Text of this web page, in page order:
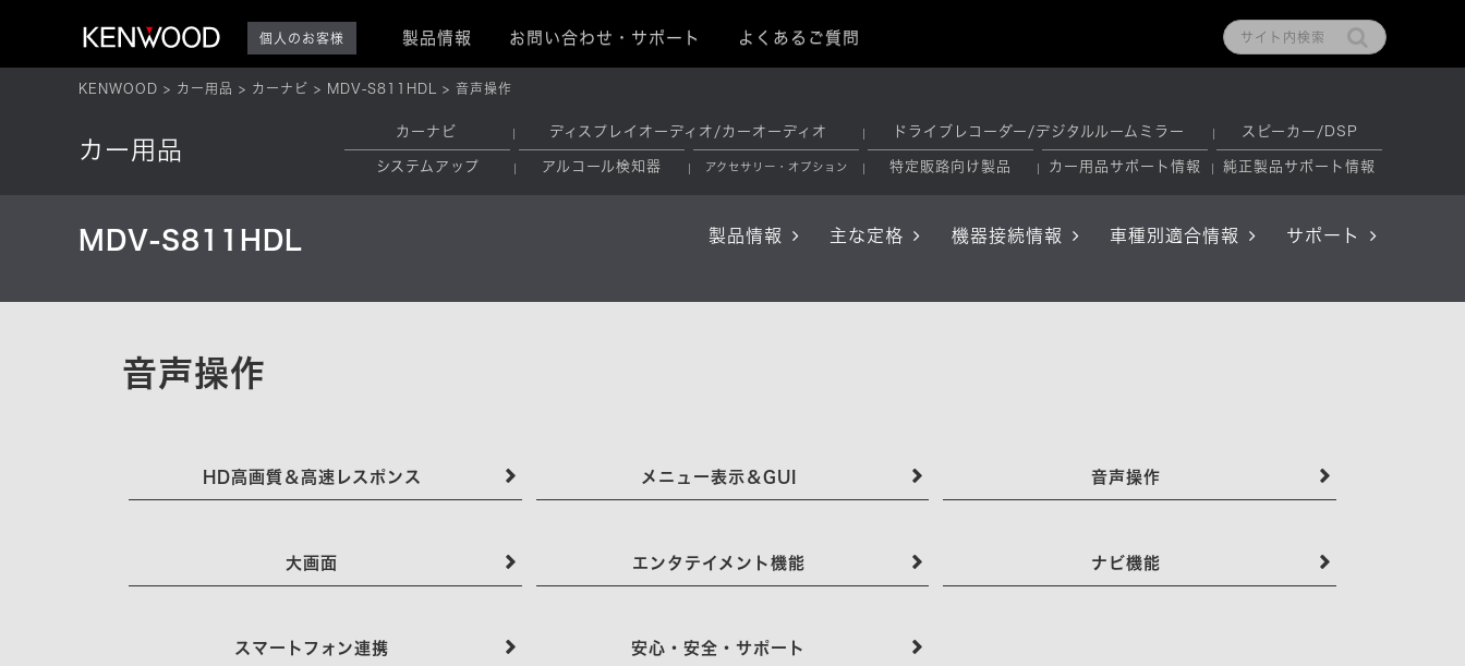
個人のお客様 製品情報 お問い合わせ・サポート よくあるご質問
KENWOOD カー用品 カーナビ MDV-S811HDL 音声操作
カー用品
カーナビ ディスプレイオーディオ/カーオーディオ ドライブレコーダー/デジタルルームミラー スピーカー/DSP
システムアップ アルコール検知器 アクセサリー・オプション 特定販路向け製品 カー用品サポート情報 純正製品サポート情報
MDV-S811HDL 製品情報 主な定格 機器接続情報 車種別適合情報 サポート
音声操作
HD高画質＆高速レスポンス メニュー表示＆GUI 音声操作
大画面 エンタテイメント機能 ナビ機能
スマートフォン連携 安心・安全・サポート